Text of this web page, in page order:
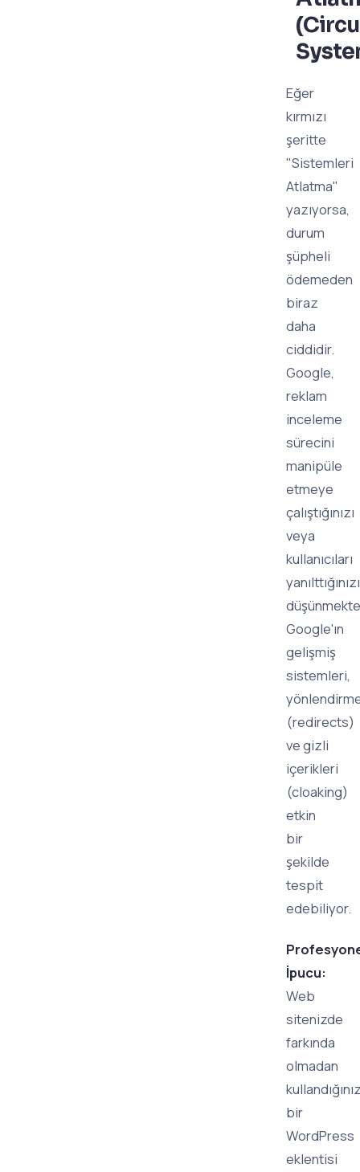
Eğer
kırmızı
şeritte
"Sistemleri
Atlatma"
yazıyorsa,
durum
şüpheli
ödemeden
biraz
daha
ciddidir.
Google,
reklam
inceleme
sürecini
manipüle
etmeye
çalıştığınızı
veya
kullanıcıları
yanılttığınızı
Google'ın
gelişmiş
sistemleri,
(redirects)
ve gizli
içerikleri
(cloaking)
etkin
bir
şekilde
tespit
edebiliyor.
İpucu:
Web
sitenizde
farkında
olmadan
bir
WordPress
eklentisi